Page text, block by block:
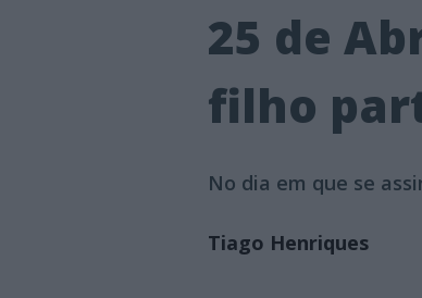
25 de
filho
No dia em que se
Tiago Henriques